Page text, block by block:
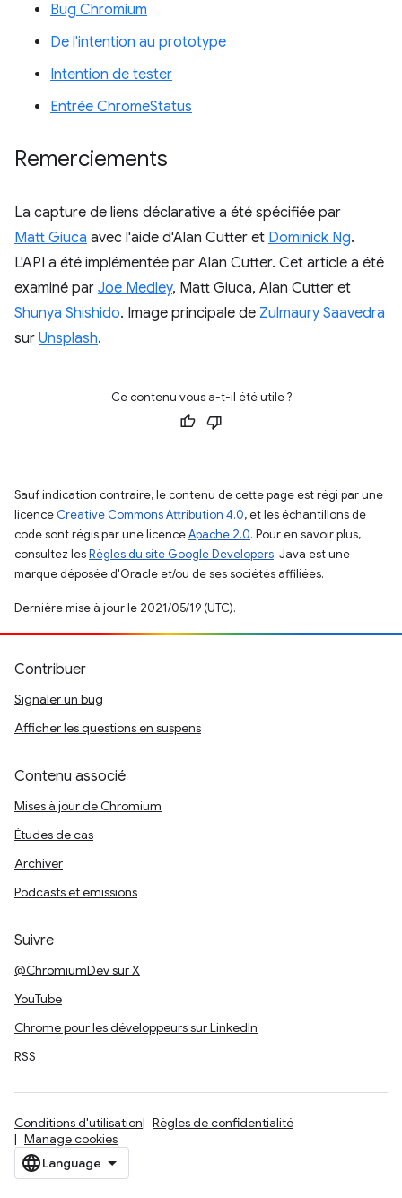
Bug Chromium
De l'intention au prototype
Intention de tester
Entrée ChromeStatus
Remerciements
La capture de liens déclarative a été spécifiée par
Matt Giuca avec l'aide d'Alan Cutter et Dominick Ng.
L'API a été implémentée par Alan Cutter. Cet article a été
examiné par Joe Medley, Matt Giuca, Alan Cutter et
Shunya Shishido. Image principale de Zulmaury Saavedra
sur Unsplash.
Ce contenu vous a-t-il été utile ?
Sauf indication contraire, le contenu de cette page est régi par une
licence Creative Commons Attribution 4.0, et les échantillons de
code sont régis par une licenceApache 2.0. Pour en savoir plus,
consultez lesRègles du site Google Developers. Java est une
marque déposée d'Oracle et/ou de ses sociétés affiliées.
Dernière mise à jour le 2021/05/19 (UTC).
Contribuer
Signaler un bug
Afficher les questions en suspens
Contenu associé
Mises à jour de Chromium
Études de cas
Archiver
Podcasts et émissions
Suivre
@ChromiumDev sur X
YouTube
Chrome pour les développeurs sur LinkedIn
RSS
Conditions d'utilisation
Règles de confidentialité
Manage cookies